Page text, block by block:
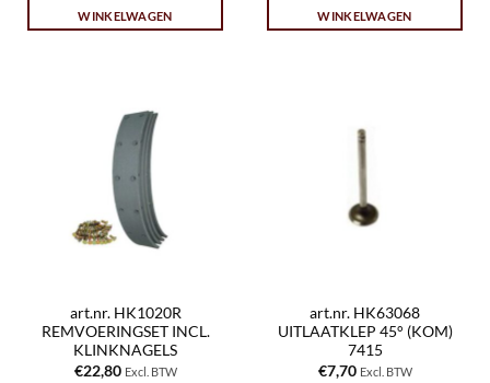
WINKELWAGEN
WINKELWAGEN
art.nr. HK1020R
REMVOERINGSET INCL.
KLINKNAGELS
€22,80 Excl. BTW
art.nr. HK63068
UITLAATKLEP 45° (KOM)
7415
€7,70 Excl. BTW